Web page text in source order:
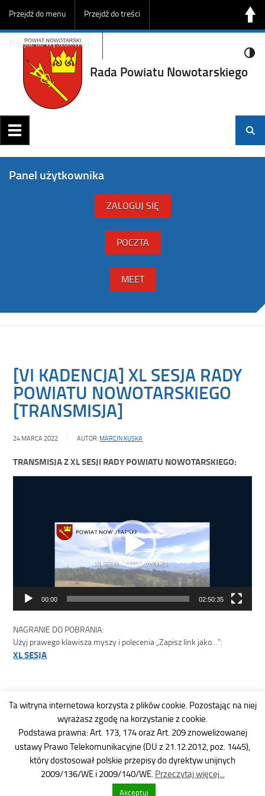
Przejdź do menu Przejdź do treści
Przejdź do wyszukiwarki
Rada Powiatu Nowotarskiego
Panel użytkownika
ZALOGUJ SIĘ
POCZTA
MEET
[VI KADENCJA] XL SESJA RADY
POWIATU NOWOTARSKIEGO
[TRANSMISJA]
24 MARCA 2022 AUTOR: MARCIN KUSKA
TRANSMISJA Z XL SESJI RADY POWIATU NOWOTARSKIEGO:
00:00 02:50:35
NAGRANIE DO POBRANIA:
Użyj prawego klawisza myszy i polecenia „Zapisz link jako…”:
XL SESJA
Strona została opracowana w ramach
projektu
Polska Akademia Dostępności
realizowanego przezFundację Widzialni
iMinisterstwo Administracji i
Cyfryzacji
Ta witryna internetowa korzysta z plików cookie. Pozostając na niej
wyrażasz zgodę na korzystanie z cookie.
Podstawa prawna: Art. 173, 174 oraz Art. 209 znowelizowanej
ustawy Prawo Telekomunikacyjne (DU z 21.12.2012, poz. 1445),
który dostosował polskie przepisy do dyrektyw unijnych
2009/136/WE i 2009/140/WE.Przeczytaj więcej...
Akceptuj